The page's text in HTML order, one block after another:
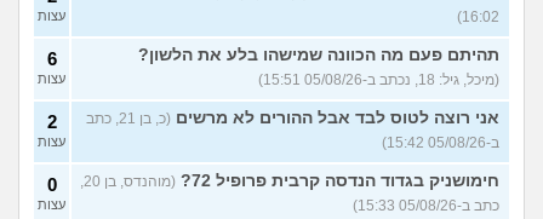
איך מוצאים עבודה בעיר שלי?
(אסי, בן 38)
5
עצות
האם כדאי עגלות באמריקה/
קוסמטיקה?
(אנגל, בת 22)
3
עצות
מסיימת תואר במדמח ולא
יודעת לאן להמשיך מפה
בת 23)
3
עצות
שאלות על המקצוע של הנהלת
חשבונות (מישהי, בת 30)
5
עצות
16:02)
עצות
תהיתם פעם מה הכוונה שמישהו בלע את הלשון?
(מיכל, גיל: 18, נכתב ב-05/08/26 15:51)
6
עצות
אני רוצה לטוס לבד אבל ההורים לא מרשים
(כ, בן 21, כתב
ב-05/08/26 15:42)
2
עצות
חימושניק בגדוד הנדסה קרבית פרופיל 72?
(מוהנדס, בן 20,
כתב ב-05/08/26 15:33)
0
עצות